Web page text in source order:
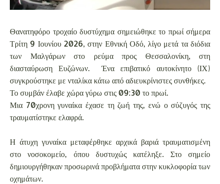
Θανατηφόρο τροχαίο δυστύχημα σημειώθηκε το πρωί σήμερα
Τρίτη 9 Ιουνίου 2026, στην Εθνική Οδό, λίγο μετά τα διόδια
των Μαλγάρων στο ρεύμα προς Θεσσαλονίκη, στη
διασταύρωση Ευζώνων. Ένα επιβατικό αυτοκίνητο (ΙΧ)
συγκρούστηκε με νταλίκα κάτω από αδιευκρίνιστες συνθήκες.
Το συμβάν έλαβε χώρα γύρω στις 09:30 το πρωί.
Μια 70χρονη γυναίκα έχασε τη ζωή της, ενώ ο σύζυγός της
τραυματίστηκε ελαφρά.
Η άτυχη γυναίκα μεταφέρθηκε αρχικά βαριά τραυματισμένη
στο νοσοκομείο, όπου δυστυχώς κατέληξε. Στο σημείο
δημιουργήθηκαν προσωρινά προβλήματα στην κυκλοφορία των
οχημάτων.